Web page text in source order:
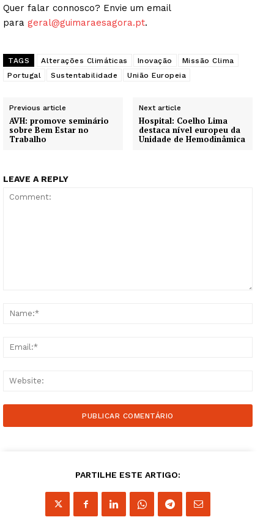
Quer falar connosco? Envie um email
para geral@guimaraesagora.pt.
TAGS Alterações Climáticas Inovação
Missão Clima
Portugal
Sustentabilidade União Europeia
Previous article
AVH: promove seminário
sobre Bem Estar no
Trabalho
Next article
Hospital: Coelho Lima
destaca nível europeu da
Unidade de Hemodinâmica
LEAVE A REPLY
PARTILHE ESTE ARTIGO: